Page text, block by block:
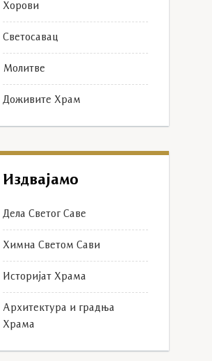
Хорови
Светосавац
Молитве
Доживите Храм
Издвајамо
Дела Светог Саве
Химна Светом Сави
Историјат Храма
Архитектура и градња
Храма